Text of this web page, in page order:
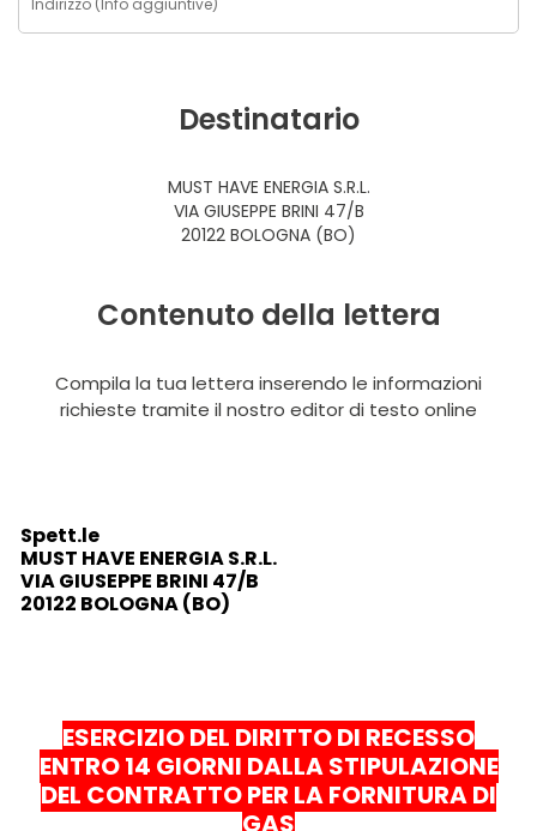
Destinatario
MUST HAVE ENERGIA S.R.L.
VIA GIUSEPPE BRINI 47/B
20122 BOLOGNA (BO)
Contenuto della lettera
Compila la tua lettera inserendo le informazioni
richieste tramite il nostro editor di testo online
Spett.le
MUST HAVE ENERGIA S.R.L.
VIA GIUSEPPE BRINI 47/B
20122 BOLOGNA (BO)
ESERCIZIO DEL DIRITTO DI RECESSO
ENTRO 14 GIORNI DALLA STIPULAZIONE
DEL CONTRATTO PER LA FORNITURA DI
GAS